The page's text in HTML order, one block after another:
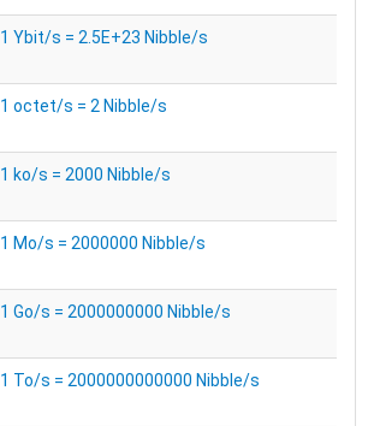
1 Ybit/s = 2.5E+23 Nibble/s
1 octet/s = 2 Nibble/s
1 ko/s = 2000 Nibble/s
1 Mo/s = 2000000 Nibble/s
1 Go/s = 2000000000 Nibble/s
1 To/s = 2000000000000 Nibble/s